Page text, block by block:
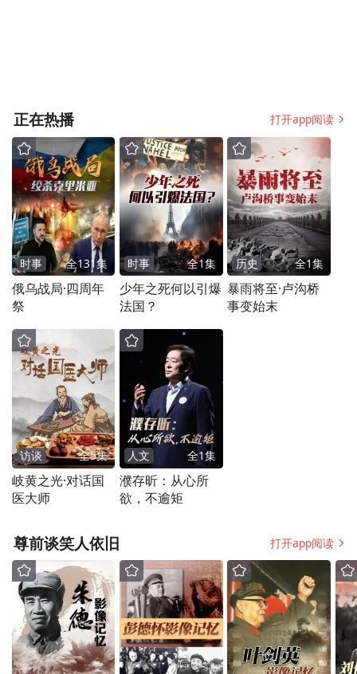
正在热播 打开app阅读
时事 全131集
俄乌战局·四周年
祭
时事 全1集
少年之死何以引爆
法国？
历史 全1集
暴雨将至·卢沟桥
事变始末
访谈 全5集
岐黄之光·对话国
医大师
人文 全1集
濮存昕：从心所
欲，不逾矩
尊前谈笑人依旧 打开app阅读